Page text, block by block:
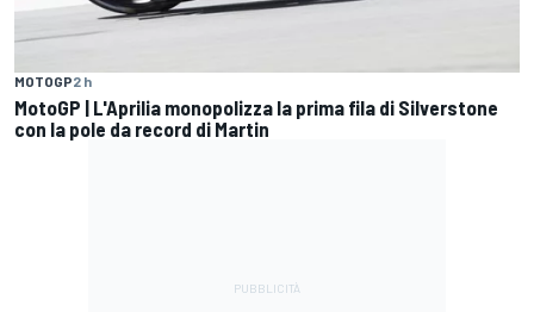
MOTOGP2 h
MotoGP | L'Aprilia monopolizza la prima fila di Silverstone
con la pole da record di Martin